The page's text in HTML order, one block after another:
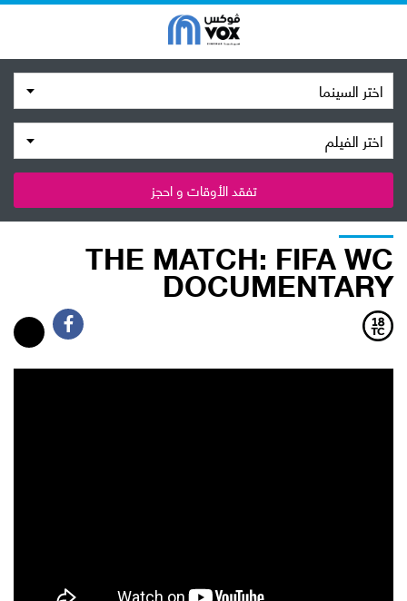
اختر السينما
اختر الفيلم
تفقد الأوقات و احجز
THE MATCH: FIFA WC
DOCUMENTARY